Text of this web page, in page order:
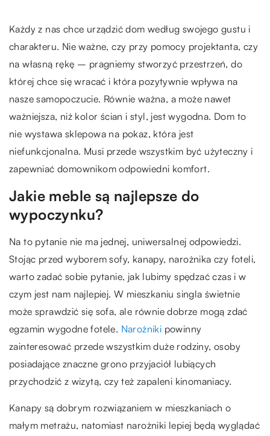
Każdy z nas chce urządzić dom według swojego gustu i
charakteru. Nie ważne, czy przy pomocy projektanta, czy
na własną rękę – pragniemy stworzyć przestrzeń, do
której chce się wracać i która pozytywnie wpływa na
nasze samopoczucie. Równie ważna, a może nawet
ważniejsza, niż kolor ścian i styl, jest wygodna. Dom to
nie wystawa sklepowa na pokaz, która jest
niefunkcjonalna. Musi przede wszystkim być użyteczny i
zapewniać domownikom odpowiedni komfort.
Jakie meble są najlepsze do
wypoczynku?
Na to pytanie nie ma jednej, uniwersalnej odpowiedzi.
Stojąc przed wyborem sofy, kanapy, narożnika czy foteli,
warto zadać sobie pytanie, jak lubimy spędzać czas i w
czym jest nam najlepiej. W mieszkaniu singla świetnie
może sprawdzić się sofa, ale równie dobrze mogą zdać
egzamin wygodne fotele. Narożniki powinny
zainteresować przede wszystkim duże rodziny, osoby
posiadające znaczne grono przyjaciół lubiących
przychodzić z wizytą, czy też zapaleni kinomaniacy.
Kanapy są dobrym rozwiązaniem w mieszkaniach o
małym metrażu, natomiast narożniki lepiej będą wyglądać